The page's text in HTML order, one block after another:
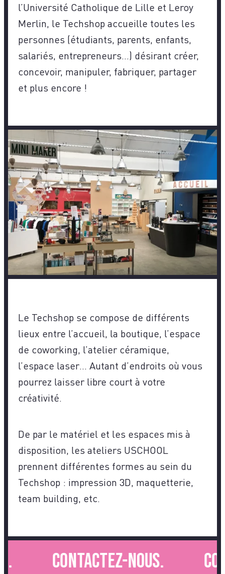
l’Université Catholique de Lille et Leroy
Merlin, le Techshop accueille toutes les
personnes (étudiants, parents, enfants,
salariés, entrepreneurs…) désirant créer,
concevoir, manipuler, fabriquer, partager
et plus encore !
Le Techshop se compose de différents
lieux entre l’accueil, la boutique, l’espace
de coworking, l’atelier céramique,
l’espace laser… Autant d’endroits où vous
pourrez laisser libre court à votre
créativité.
De par le matériel et les espaces mis à
disposition, les ateliers USCHOOL
prennent différentes formes au sein du
Techshop : impression 3D, maquetterie,
team building, etc.
Contactez-nous.